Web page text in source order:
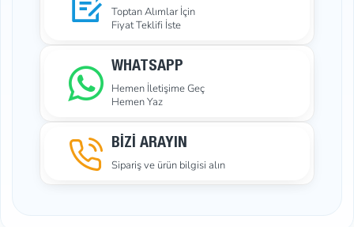
Toptan Alımlar İçin
Fiyat Teklifi İste
WHATSAPP
Hemen İletişime Geç
Hemen Yaz
BİZİ ARAYIN
Sipariş ve ürün bilgisi alın